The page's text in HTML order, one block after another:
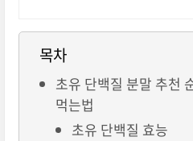
목차
초유 단백질 분말 추천
먹는법
초유 단백질 효능